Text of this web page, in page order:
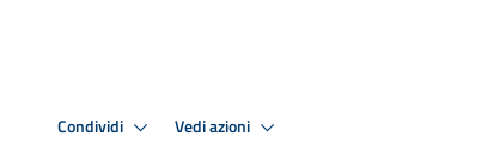
Condividi Vedi azioni